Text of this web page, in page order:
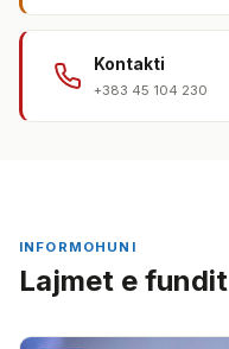
Kontakti
+383 45 104 230
INFORMOHUNI
Lajmet e fundit